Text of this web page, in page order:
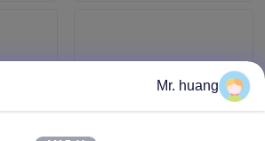
Fiber Splice Enclosure
Mr. huang